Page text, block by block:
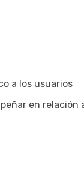
a los usuarios
en relación